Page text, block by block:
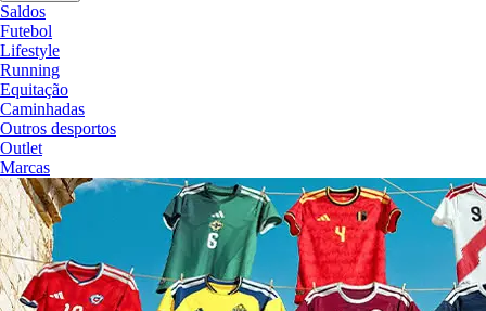
Saldos
Futebol
Lifestyle
Running
Equitação
Caminhadas
Outros desportos
Outlet
Marcas